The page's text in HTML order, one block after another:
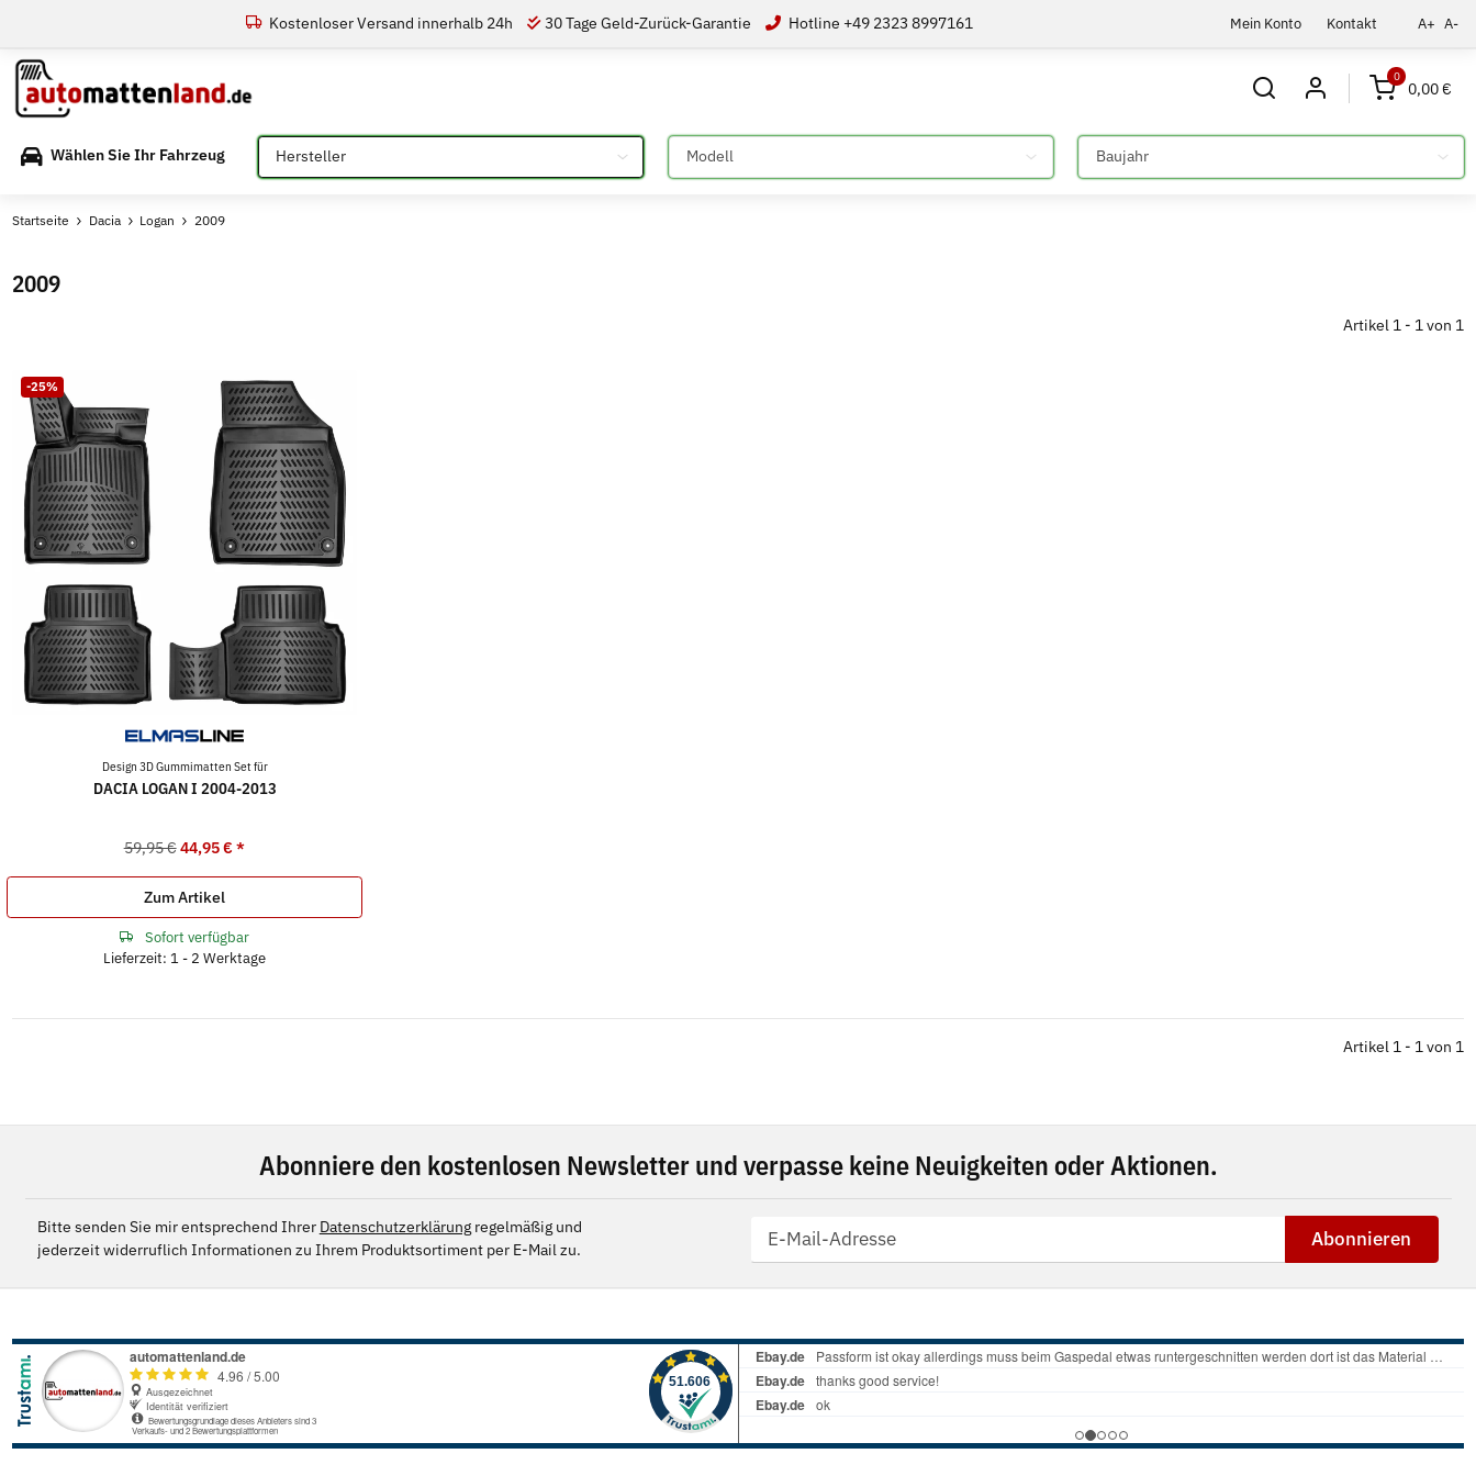
Mein Konto Kontakt A+ A-
Kostenloser Versand innerhalb 24h 30 Tage Geld-Zurück-Garantie Hotline +49 2323 8997161
0
0,00 €
Wählen Sie Ihr Fahrzeug Bitte auswählen Bitte auswählen Bitte auswählen
Startseite Dacia Logan 2009
2009
Artikel 1 - 1 von 1
-25%
Design 3D Gummimatten Set für
DACIA LOGAN I 2004-2013
59,95 € 44,95 €*
Zum Artikel
Sofort verfügbar
Lieferzeit: 1 - 2 Werktage
Artikel 1 - 1 von 1
Abonniere den kostenlosen Newsletter und verpasse keine Neuigkeiten oder Aktionen.
Bitte senden Sie mir entsprechend Ihrer Datenschutzerklärungregelmäßig und
jederzeit widerruflich Informationen zu Ihrem Produktsortiment per E-Mail zu.
Abonnieren